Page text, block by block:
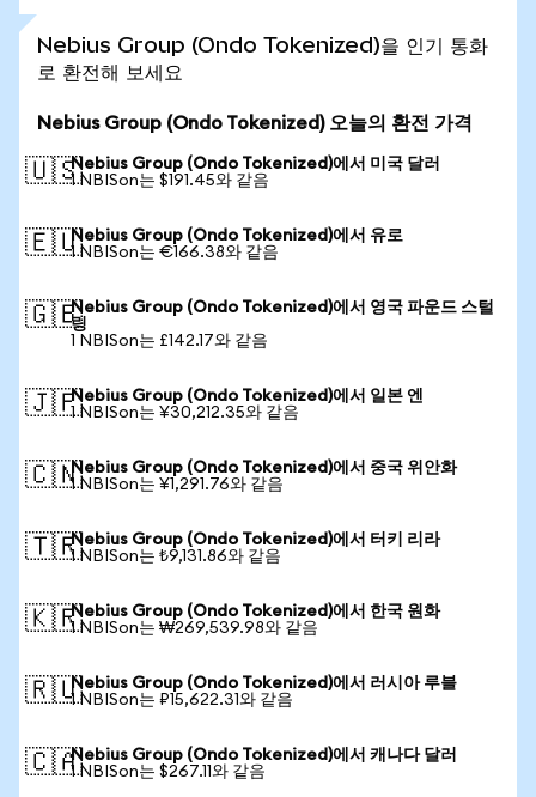
Nebius Group (Ondo Tokenized)을 인기 통화
로 환전해 보세요
Nebius Group (Ondo Tokenized) 오늘의 환전 가격
🇺🇸Nebius Group (Ondo Tokenized)에서 미국 달러
1 NBISon는 $191.45와 같음
🇪🇺Nebius Group (Ondo Tokenized)에서 유로
1 NBISon는 €166.38와 같음
🇬🇧Nebius Group (Ondo Tokenized)에서 영국 파운드 스털
링
1 NBISon는 £142.17와 같음
🇯🇵Nebius Group (Ondo Tokenized)에서 일본 엔
1 NBISon는 ¥30,212.35와 같음
🇨🇳Nebius Group (Ondo Tokenized)에서 중국 위안화
1 NBISon는 ¥1,291.76와 같음
🇹🇷Nebius Group (Ondo Tokenized)에서 터키 리라
1 NBISon는 ₺9,131.86와 같음
🇰🇷Nebius Group (Ondo Tokenized)에서 한국 원화
1 NBISon는 ₩269,539.98와 같음
🇷🇺Nebius Group (Ondo Tokenized)에서 러시아 루블
1 NBISon는 ₽15,622.31와 같음
🇨🇦Nebius Group (Ondo Tokenized)에서 캐나다 달러
1 NBISon는 $267.11와 같음